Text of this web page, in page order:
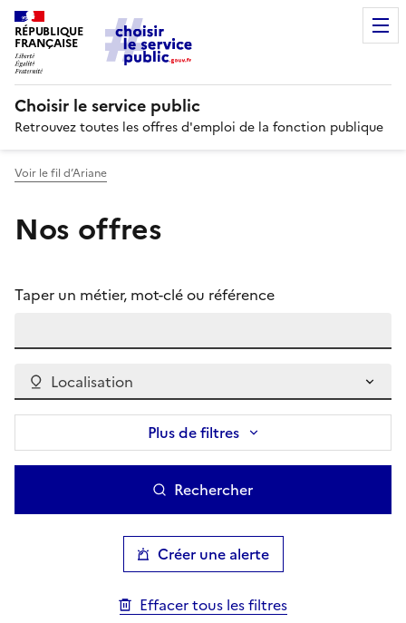
RÉPUBLIQUE
FRANÇAISE
Choisir le service public
Retrouvez toutes les offres d'emploi de la fonction publique
Voir le fil d’Ariane
Nos offres
Taper un métier, mot-clé ou référence
Localisation
Plus de filtres
Rechercher
Créer une alerte
Effacer tous les filtres